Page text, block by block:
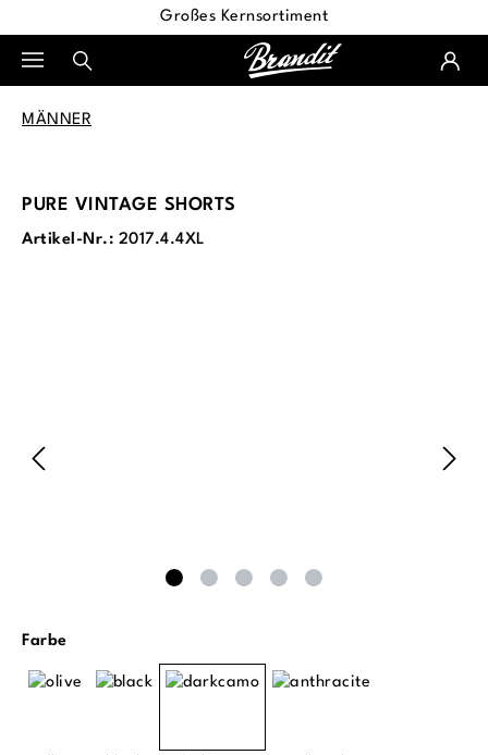
Großes Kernsortiment
MÄNNER
PURE VINTAGE SHORTS
Artikel-Nr.: 2017.4.4XL
Farbeauswählen